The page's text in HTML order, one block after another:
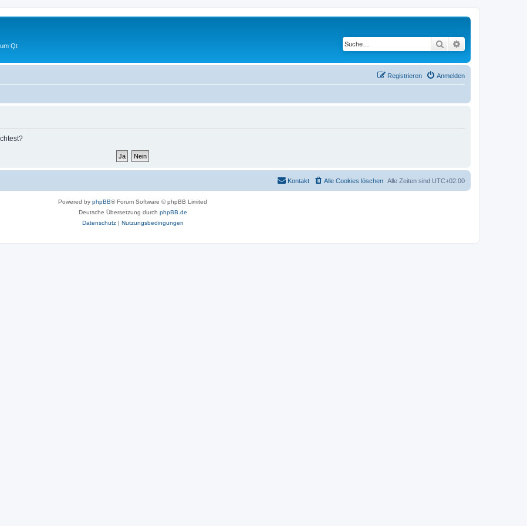
Qt Suche
Anmelden
Registrieren
Alle Zeiten sind UTC+02:00
Alle Cookies löschen
Kontakt
Powered by phpBB® Forum Software © phpBB Limited
Deutsche Übersetzung durch phpBB.de
Datenschutz| Nutzungsbedingungen